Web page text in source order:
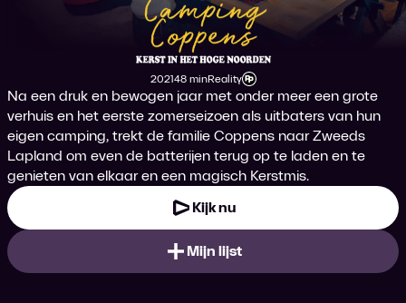
Productiejaar
2021
Tijdsduur
48 min
Genre
Reality
Leeftijdsclassificatie
Na een druk en bewogen jaar met onder meer een grote
verhuis en het eerste zomerseizoen als uitbaters van hun
eigen camping, trekt de familie Coppens naar Zweeds
Lapland om even de batterijen terug op te laden en te
genieten van elkaar en een magisch Kerstmis.
Kijk nu
Mijn lijst